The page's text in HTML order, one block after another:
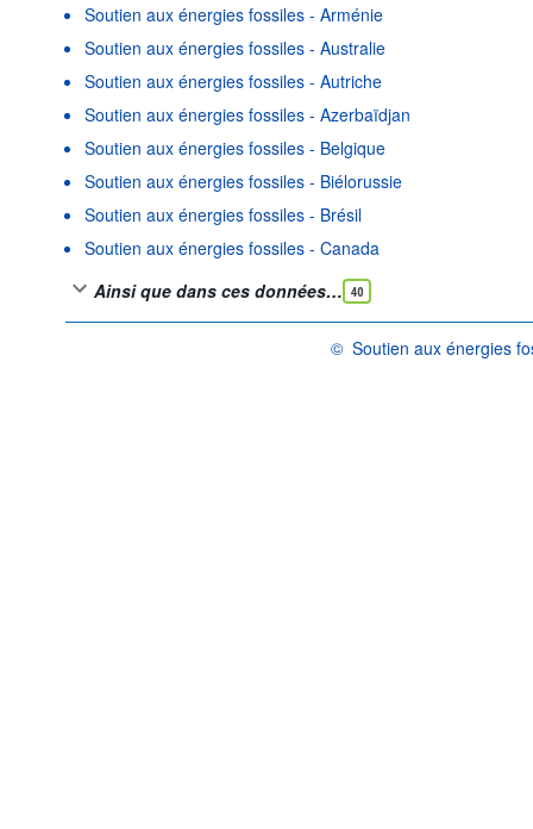
Soutien aux énergies fossiles - Arménie
Soutien aux énergies fossiles - Australie
Soutien aux énergies fossiles - Autriche
Soutien aux énergies fossiles - Azerbaïdjan
Soutien aux énergies fossiles - Belgique
Soutien aux énergies fossiles - Biélorussie
Soutien aux énergies fossiles - Brésil
Soutien aux énergies fossiles - Canada
Ainsi que dans ces données… 40
© Soutien aux énergies